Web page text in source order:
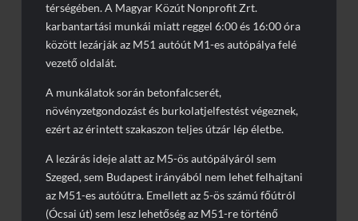
térségében. A Magyar Közút Nonprofit Zrt.
karbantartási munkái miatt reggel 6:00 és 16:00 óra
között lezárják az M51 autóút M1-es autópálya felé
vezető oldalát.
A munkálatok során betonfalcserét,
növényzetgondozást és burkolatjelfestést végeznek,
ezért az érintett szakaszon teljes útzár lép életbe.
A lezárás ideje alatt az M5-ös autópályáról sem
Szeged, sem Budapest irányából nem lehet felhajtani
az M51-es autóútra. Emellett az 5-ös számú főútról
(Ócsai út) sem lesz lehetőség az M51-re történő